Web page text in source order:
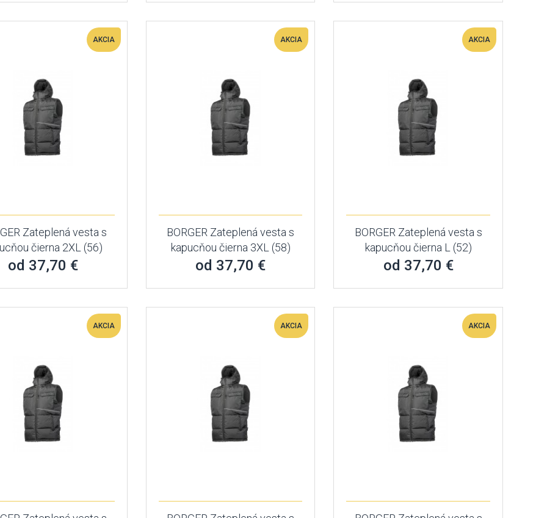
AKCIA
Zateplená vesta s
čierna 2XL (56)
od 37,70 €
AKCIA
BORGER Zateplená vesta s
kapucňou čierna 3XL (58)
od 37,70 €
AKCIA
BORGER Zateplená vesta s
kapucňou čierna L (52)
od 37,70 €
AKCIA AKCIA AKCIA